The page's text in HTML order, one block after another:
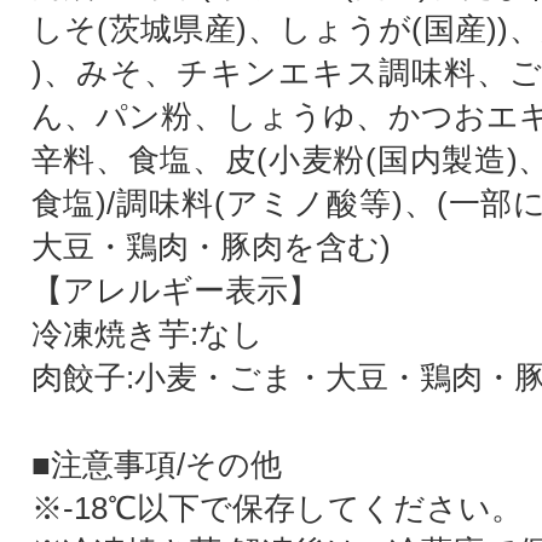
しそ(茨城県産)、しょうが(国産))
)、みそ、チキンエキス調味料、
ん、パン粉、しょうゆ、かつおエ
辛料、食塩、皮(小麦粉(国内製造)
食塩)/調味料(アミノ酸等)、(一部
大豆・鶏肉・豚肉を含む)
【アレルギー表示】
冷凍焼き芋:なし
肉餃子:小麦・ごま・大豆・鶏肉・
■注意事項/その他
※-18℃以下で保存してください。